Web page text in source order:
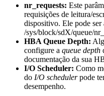
nr_requests: Este
requisições de leitura/
dispositivo. Ele pode
/sys/block/sdX/queue/
HBA Queue Depth:
configure a queue depth
documentação da sua
I/O Scheduler: Como
do I/O schedulerpode
desempenho.